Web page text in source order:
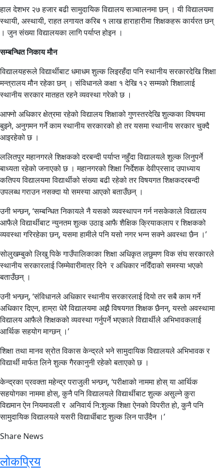
हाल देशभर २७ हजार बढी सामुदायिक विद्यालय सञ्चालनमा छन् । यी विद्यालयमा
स्थायी, अस्थायी, राहत लगायत करिब १ लाख हाराहारीमा शिक्षकहरू कार्यरत छन्
। जुन संख्या विद्यालयका लागि पर्याप्त होइन ।
सम्बन्धित निकाय मौन
विद्यालयहरूले विद्यार्थीबाट धमाधम शुल्क लिइरहँदा पनि स्थानीय सरकारदेखि शिक्षा
मन्त्रालय मौन रहेका छन् । संविधानले कक्षा १ देखि १२ सम्मको शिक्षालाई
स्थानीय सरकार मातहत रहने व्यवस्था गरेको छ ।
आफ्नो अधिकार क्षेत्रमा रहेको विद्यालय शिक्षाको गुणस्तरदेखि शुल्कका विषयमा
बुझ्ने, अनुगमन गर्ने काम स्थानीय सरकारको हो तर यसमा स्थानीय सरकार चुक्दै
आइरहेको छ ।
ललितपुर महानगरले शिक्षकको दरबन्दी पर्याप्त नहुँदा विद्यालयले शुल्क लिनुपर्ने
बाध्यता रहेको जनाएको छ । महानगरको शिक्षा निर्देशक देवीप्रसाद उपाध्याय
कतिपय विद्यालयमा विद्यार्थीको संख्या बढी रहेको तर विषयगत शिक्षकदरबन्दी
उपलब्ध गराउन नसक्दा यो समस्या आएको बताउँछन् ।
उनी भन्छन्, ‘सम्बन्धित निकायले नै यसको व्यवस्थापन गर्न नसकेकाले विद्यालय
आफैले विद्यार्थीबाट न्युनतम शुल्क उठाइ आफै शैक्षिक क्रियाकलाप र शिक्षकको
व्यवस्था गरिरहेका छन्, यसमा हामीले पनि यसो नगर भन्न सक्ने अवस्था छैन ।’
सोलुखम्बुको लिखु पिके गाउँपालिकाका शिक्षा अधिकृत लछुमण विक संघ सरकारले
स्थानीय सरकारलाई जिम्मेवारीमात्र दिने र अधिकार नदिँदाको समस्या भएको
बताउँछन् ।
उनी भन्छन्, ‘संविधानले अधिकार स्थानीय सरकारलाई दियो तर सबै काम गर्ने
अधिकार दिएन, हाम्रा धेरै विद्यालयमा अझै विषयगत शिक्षक छैनन्, यस्तो अवस्थामा
विद्यालय आफैले शिक्षकको व्यवस्था गर्नुपर्ने भएकाले विद्यार्थीले अभिभावकलाई
आर्थिक सहयोग माग्छन् ।’
शिक्षा तथा मानव स्रोत विकास केन्द्रले भने सामुदायिक विद्यालयले अभिभावक र
विद्यार्थी मार्फत लिने शुल्क गैरकानुनी रहेको बताएको छ ।
केन्द्रका प्रवक्ता महेन्द्र पराजुली भन्छन्, ‘परीक्षाको नाममा होस् या आर्थिक
सहयोगका नाममा होस्, कुनै पनि विद्यालयले विद्यार्थीबाट शुल्क असुल्ने कुरा
विद्यमान ऐन नियमावली र अनिवार्य नि:शुल्क शिक्षा ऐनको विपरीत हो, कुनै पनि
सामुदायिक विद्यालयले यसरी विद्यार्धीबाट शुल्क लिन पाउँदैन ।’
Share News
लोकप्रिय